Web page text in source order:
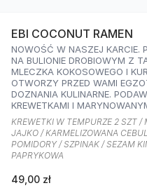
EBI COCONUT RAMEN
NOWOŚĆ W NASZEJ KARCIE.
NA BULIONIE DROBIOWYM Z
MLECZKA KOKOSOWEGO I
OTWORZY PRZED WAMI
DOZNANIA KULINARNE.
KREWETKAMI I
ORAZ KARMELIZOWANĄ
SZPINAKIEM, SUSZONYMI
SEZAMEM O SMAKU KIMCHI I
PAPRYKOWĄ
KREWETKI W TEMPURZE 2 SZT /
JAJKO / KARMELIZOWANA
POMIDORY / SZPINAK / SEZAM
PAPRYKOWA
49,00 zł